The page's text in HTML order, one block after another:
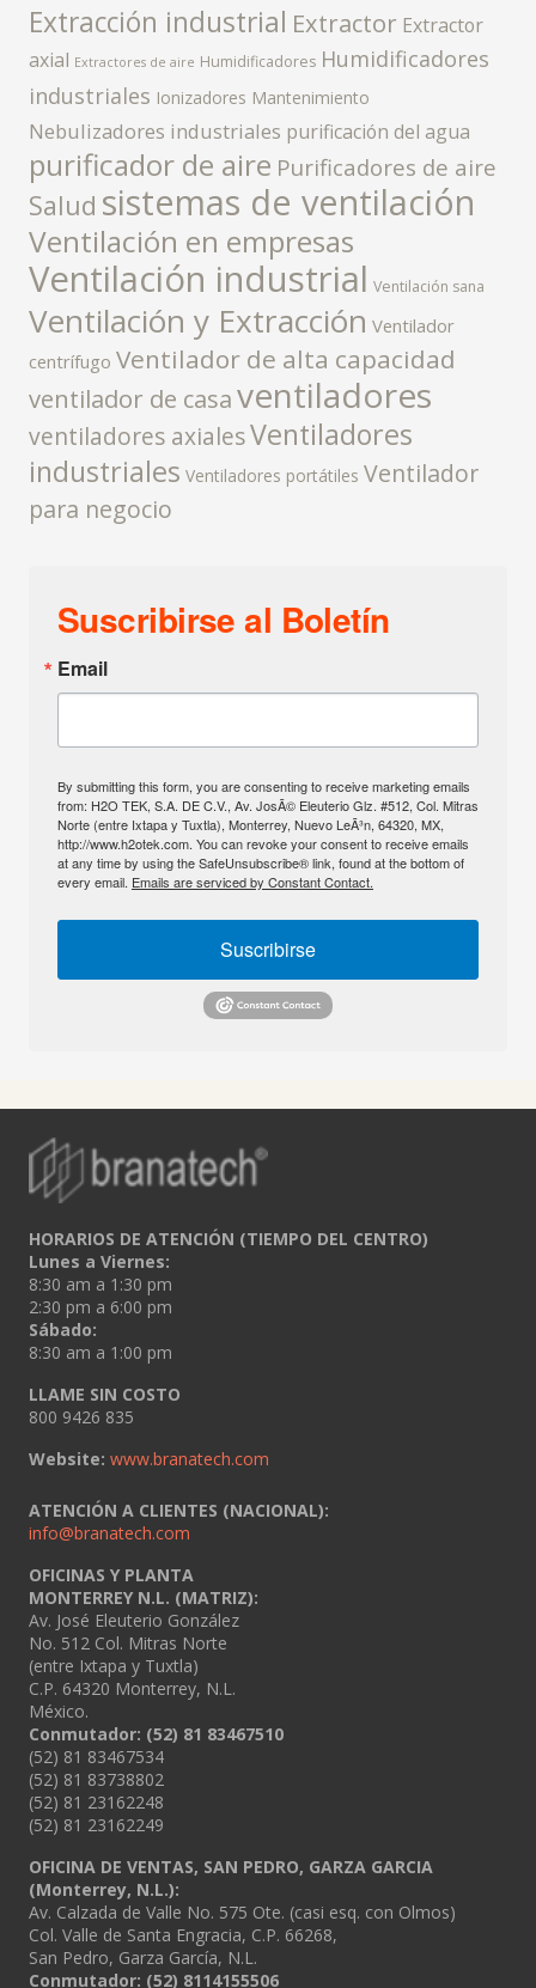
Extracción industrial Extractor Extractor
axial Extractores de aire Humidificadores Humidificadores
industriales Ionizadores Mantenimiento
Nebulizadores industriales purificación del agua
purificador de aire Purificadores de aire
Salud sistemas de ventilación
Ventilación en empresas
Ventilación industrial Ventilación sana
Ventilación y Extracción Ventilador
centrífugo Ventilador de alta capacidad
ventilador de casaventiladores
ventiladores axialesVentiladores
industriales Ventiladores portátiles Ventilador
para negocio
Suscribirse al Boletín
Email
By submitting this form, you are consenting to receive marketing emails
from: H2O TEK, S.A. DE C.V., Av. JosÃ© Eleuterio Glz. #512, Col. Mitras
Norte (entre Ixtapa y Tuxtla), Monterrey, Nuevo LeÃ³n, 64320, MX,
http://www.h2otek.com. You can revoke your consent to receive emails
at any time by using the SafeUnsubscribe® link, found at the bottom of
every email. Emails are serviced by Constant Contact.
Suscribirse
HORARIOS DE ATENCIÓN (TIEMPO DEL CENTRO)
Lunes a Viernes:
8:30 am a 1:30 pm
2:30 pm a 6:00 pm
Sábado:
8:30 am a 1:00 pm
LLAME SIN COSTO
800 9426 835
Website: www.branatech.com
ATENCIÓN A CLIENTES (NACIONAL):
info@branatech.com
OFICINAS Y PLANTA
MONTERREY N.L. (MATRIZ):
Av. José Eleuterio González
No. 512 Col. Mitras Norte
(entre Ixtapa y Tuxtla)
C.P. 64320 Monterrey, N.L.
México.
Conmutador: (52) 81 83467510
(52) 81 83467534
(52) 81 83738802
(52) 81 23162248
(52) 81 23162249
OFICINA DE VENTAS, SAN PEDRO, GARZA GARCIA
(Monterrey, N.L.):
Av. Calzada de Valle No. 575 Ote. (casi esq. con Olmos)
Col. Valle de Santa Engracia, C.P. 66268,
San Pedro, Garza García, N.L.
Conmutador: (52) 8114155506